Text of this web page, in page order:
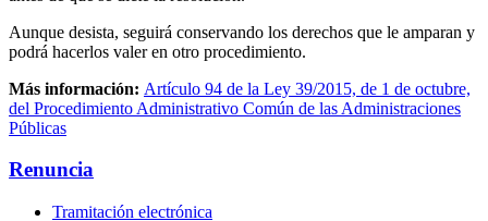
Aunque desista, seguirá conservando los derechos que le amparan y
podrá hacerlos valer en otro procedimiento.
Más información: Artículo 94 de la Ley 39/2015, de 1 de octubre,
del Procedimiento Administrativo Común de las Administraciones
Públicas
Renuncia
Tramitación electrónica